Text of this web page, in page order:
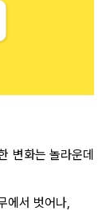
변화는 놀라운데
에서 벗어나,